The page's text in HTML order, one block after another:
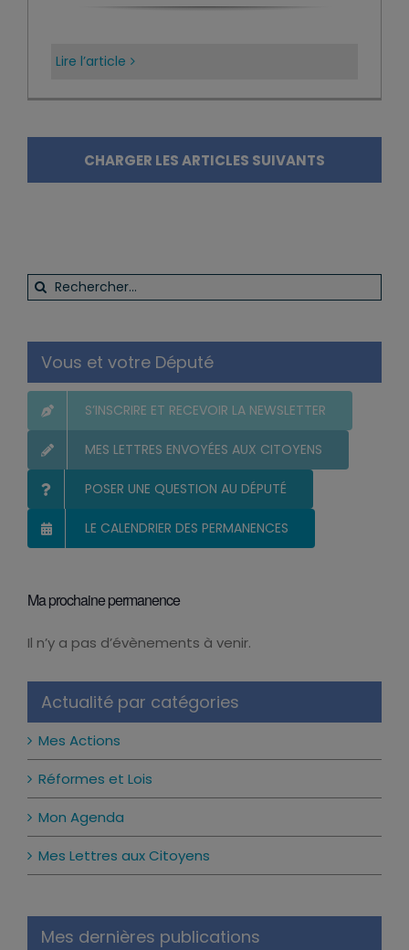
Lire l’article
CHARGER LES ARTICLES SUIVANTS
Rechercher:
Vous et votre Député
S’INSCRIRE ET RECEVOIR LA NEWSLETTER
MES LETTRES ENVOYÉES AUX CITOYENS
POSER UNE QUESTION AU DÉPUTÉ
LE CALENDRIER DES PERMANENCES
Ma prochaine permanence
Notice
Il n’y a pas d’évènements à venir.
Actualité par catégories
Mes Actions
Réformes et Lois
Mon Agenda
Mes Lettres aux Citoyens
Mes dernières publications